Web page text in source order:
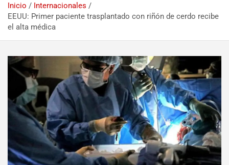
Inicio
Internacionales
EEUU: Primer paciente trasplantado con riñón de cerdo recibe
el alta médica